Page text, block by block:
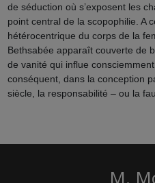
de séduction où s’exposent les
point central de la scopophilie. A
hétérocentrique du corps de la
Bethsabée apparaît couverte de
de vanité qui influe
conséquent, dans la conception
siècle, la responsabilité – ou la
M.